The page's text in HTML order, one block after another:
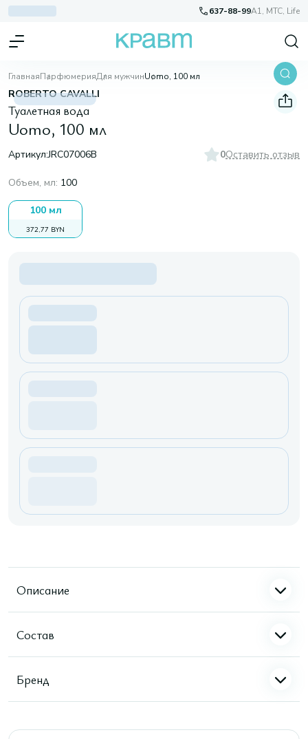
637-88-99A1, МТС, Life
ГлавнаяПарфюмерияДля мужчинUomo, 100 мл
ROBERTO CAVALLI
Туалетная вода
Uomo, 100 мл
Артикул:JRC07006B 0Оставить отзыв
Объем, мл: 100
100 мл
372,77 BYN
Описание
Состав
Бренд